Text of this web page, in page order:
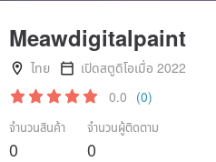
Meawdigitalpaint
ไทย
เปิดสตูดิโอเมื่อ 2022
0.0 (0)
จำนวนสินค้า
0
จำนวนผู้ติดตาม
0